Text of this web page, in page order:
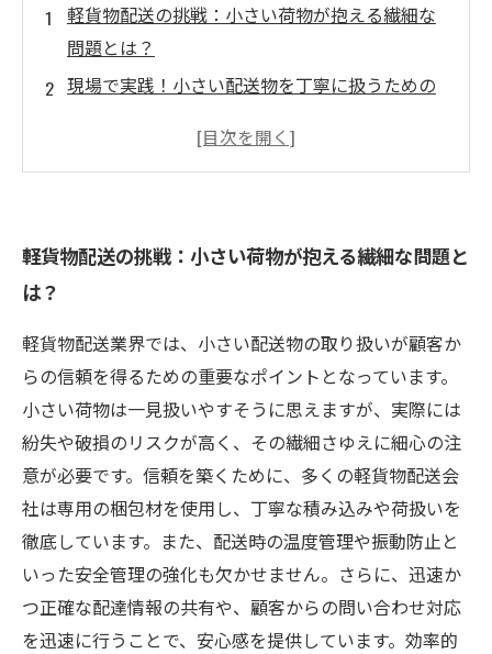
軽貨物配送の挑戦：小さい荷物が抱える繊細な
問題とは？
現場で実践！小さい配送物を丁寧に扱うための
迅速かつ安全に届ける！配送効率化と品質管理
るコミュニケーション術
く長期的な関係とは？
軽貨物配送会社の選び方：信頼できるサービス
を見極めるポイント
小さい配送物でも抜群の信頼を生む！成功事例
と今後の展望
軽貨物配送の挑戦：小さい荷物が抱える繊細な問題と
は？
軽貨物配送業界では、小さい配送物の取り扱いが顧客か
らの信頼を得るための重要なポイントとなっています。
小さい荷物は一見扱いやすそうに思えますが、実際には
紛失や破損のリスクが高く、その繊細さゆえに細心の注
意が必要です。信頼を築くために、多くの軽貨物配送会
社は専用の梱包材を使用し、丁寧な積み込みや荷扱いを
徹底しています。また、配送時の温度管理や振動防止と
いった安全管理の強化も欠かせません。さらに、迅速か
つ正確な配達情報の共有や、顧客からの問い合わせ対応
を迅速に行うことで、安心感を提供しています。効率的